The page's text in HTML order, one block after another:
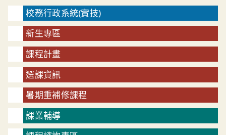
校務行政系統(實技)
新生專區
課程計畫
選課資訊
暑期重補修課程
課業輔導